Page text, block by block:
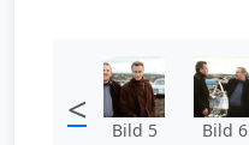
< Bild 5 Bild 6